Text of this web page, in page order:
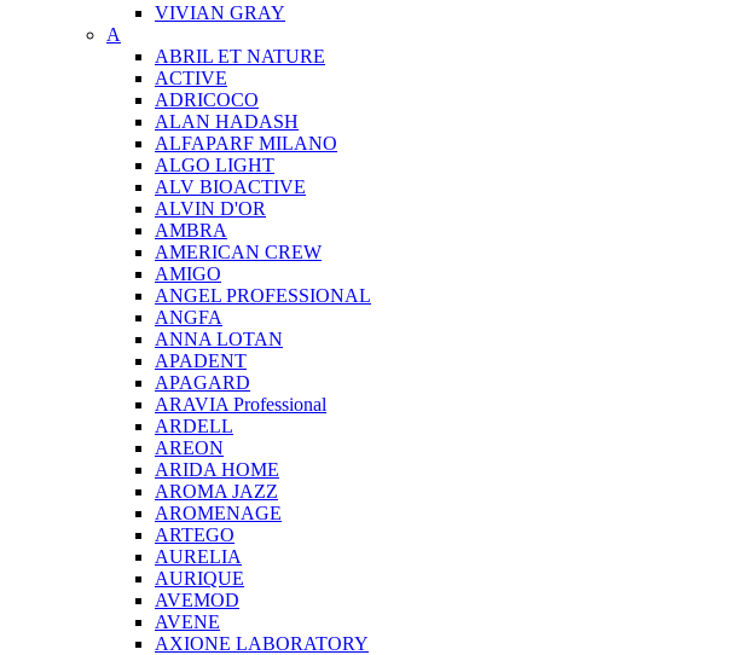
VIVIAN GRAY
A
ABRIL ET NATURE
ACTIVE
ADRICOCO
ALAN HADASH
ALFAPARF MILANO
ALGO LIGHT
ALV BIOACTIVE
ALVIN D'OR
AMBRA
AMERICAN CREW
AMIGO
ANGEL PROFESSIONAL
ANGFA
ANNA LOTAN
APADENT
APAGARD
ARAVIA Professional
ARDELL
AREON
ARIDA HOME
AROMA JAZZ
AROMENAGE
ARTEGO
AURELIA
AURIQUE
AVEMOD
AVENE
AXIONE LABORATORY